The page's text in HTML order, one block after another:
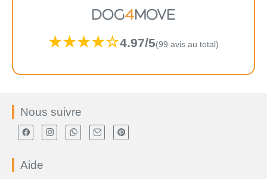
DOG4MOVE
★★★★☆4.97/5(99 avis au total)
Nous suivre
Aide